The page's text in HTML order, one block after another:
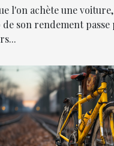
l'on achète une
de son rendement